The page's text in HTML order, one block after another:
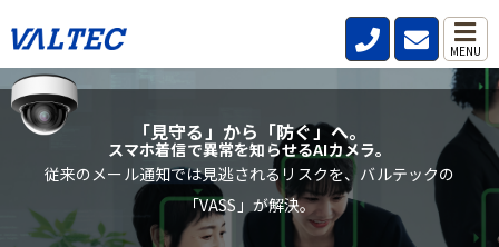
MENU
「見守る」から「防ぐ」へ。
スマホ着信で異常を知らせるAIカメラ。
従来のメール通知では見逃されるリスクを、バルテックの
「VASS」が解決。